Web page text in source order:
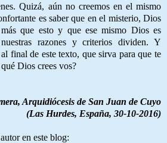
Quizá, aún no creemos en el mismo
es saber que en el misterio, Dios
que esto y que ese mismo Dios es
razones y criterios dividen. Y
final de este texto, que sirva para que te
Dios crees vos?
Arquidiócesis de San Juan de Cuyo
(Las Hurdes, España, 30-10-2016)
en este blog: